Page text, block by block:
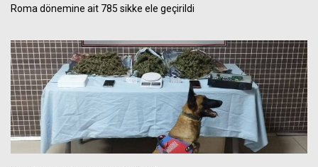
Roma dönemine ait 785 sikke ele geçirildi